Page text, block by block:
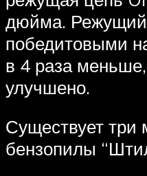
дюйма. Режущий
победитовыми
в 4 раза
улучшено.
Существует
бензопилы